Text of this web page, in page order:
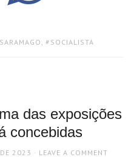
SARAMAGO , SOCIALISTA
das exposições
concebidas
2023 LEAVE A COMMENT